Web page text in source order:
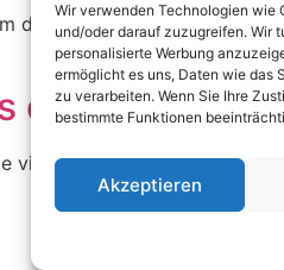
Wir verwenden Technologien wie
und/oder darauf zuzugreifen. Wir
personalisierte Werbung
ermöglicht es uns, Daten wie das
zu verarbeiten. Wenn Sie Ihre
bestimmte Funktionen
Akzeptieren
dicas locais e experiências
em Vila Flor
a natureza perto de